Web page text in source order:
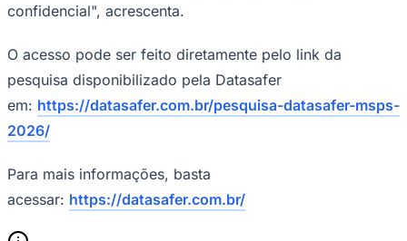
confidencial", acrescenta.
O acesso pode ser feito diretamente pelo link da
pesquisa disponibilizado pela Datasafer
em: https://datasafer.com.br/pesquisa-datasafer-msps-
2026/
Para mais informações, basta
acessar: https://datasafer.com.br/